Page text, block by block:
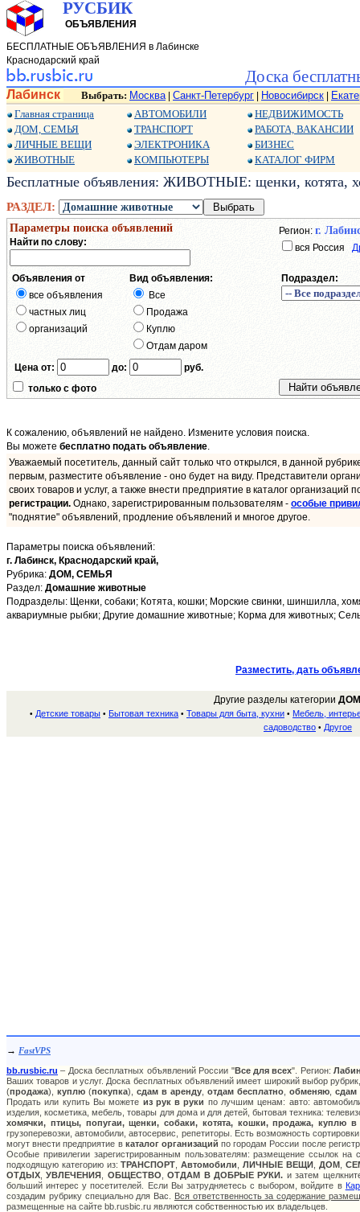
РУСБИК
ОБЪЯВЛЕНИЯ
БЕСПЛАТНЫЕ ОБЪЯВЛЕНИЯ в Лабинске
Краснодарский край
Доска
Лабинск Выбрать: Москва| Санкт-Петербург Новосибирск
Главная страница
ДОМ, СЕМЬЯ
ЛИЧНЫЕ ВЕЩИ
ЖИВОТНЫЕ
АВТОМОБИЛИ
ТРАНСПОРТ
ЭЛЕКТРОНИКА
КОМПЬЮТЕРЫ
НЕДВИЖИМОСТЬ
РАБОТА, ВАКАНСИИ
БИЗНЕС
КАТАЛОГ ФИРМ
Бесплатные объявления: ЖИВОТНЫЕ: щенки, котята,
РАЗДЕЛ:
Параметры поиска объявлений
Найти по слову:
Регион: г.
вся Россия
Объявления от
все объявления
частных лиц
организаций
Вид объявления:
Все
Продажа
Куплю
Отдам даром
Подраздел:
Цена от: до:
руб.
только с фото
К сожалению, объявлений не найдено. Измените условия поиска.
Вы можете бесплатно подать объявление.
Уважаемый посетитель, данный сайт только что открылся, в данной
первым, разместите объявление - оно будет на виду. Представители
своих товаров и услуг, а также внести предприятие в каталог организаций
регистрации. Однако, зарегистрированным пользователям - особые
"поднятие" объявлений, продление объявлений и многое другое.
Параметры поиска объявлений:
г. Лабинск, Краснодарский край,
Рубрика: ДОМ, СЕМЬЯ
Раздел: Домашние животные
Подразделы: Щенки, собаки; Котята, кошки; Морские свинки, шиншилла,
аквариумные рыбки; Другие домашние животные; Корма для животных;
Разместить, дать
Другие разделы категории
• Детские товары • Бытовая техника • Товары для быта, кухни • Мебель,
садоводство • Другое
→ FastVPS
bb.rusbic.ru – Доска бесплатных объявлений России "Все для всех". Регион:
Ваших товаров и услуг. Доска бесплатных объявлений имеет широкий выбор
(продажа), куплю (покупка), сдам в аренду отдам бесплатно обменяю сдам
Продать или купить Вы можете из рук в руки по лучшим ценам: авто:
изделия, косметика, мебель, товары для дома и для детей, бытовая техника:
хомячки, птицы, попугаи, щенки, собаки, котята, кошки, продажа, куплю в
грузоперевозки, автомобили, автосервис, репетиторы. Есть возможность
могут внести предприятие в каталог организаций по городам России после
Особые привилегии зарегистрированным пользователям: размещение ссылок
подходящую категорию из:ТРАНСПОРТ ,Автомобили ,ЛИЧНЫЕ ВЕЩИ, ДОМ,
ОТДЫХ ,УВЛЕЧЕНИЯ ОБЩЕСТВО ,ОТДАМ В ДОБРЫЕ РУКИ. и затем
больший интерес у посетителей. Если Вы затрудняетесь с выбором, войдите в
создадим рубрику специально для Вас. Вся ответственность за содержание
размещенные на сайте bb.rusbic.ru являются собственностью их владельцев.